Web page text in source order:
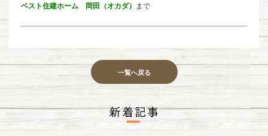
ベスト住建ホーム 岡田（オカダ） まで
一覧へ戻る